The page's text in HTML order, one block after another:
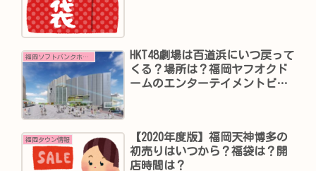
福岡ソフトバンクホークス情報
HKT48劇場は百道浜にいつ戻って
くる？場所は？福岡ヤフオクド
ームのエンターテイメントビ
福岡タウン情報
【2020年度版】福岡天神博多の
初売りはいつから？福袋は？開
店時間は？